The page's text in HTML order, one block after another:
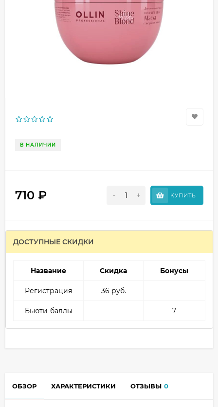
В НАЛИЧИИ
710 ₽ - + КУПИТЬ
ДОСТУПНЫЕ СКИДКИ
Название Скидка Бонусы
Регистрация 36 руб.
Бьюти-баллы - 7
ОБЗОР ХАРАКТЕРИСТИКИ ОТЗЫВЫ 0